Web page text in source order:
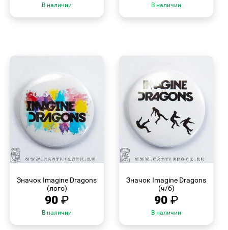
В наличии В наличии
Значок Imagine Dragons
(лого)
90 ₽
В наличии
Значок Imagine Dragons
(ч/б)
90 ₽
В наличии